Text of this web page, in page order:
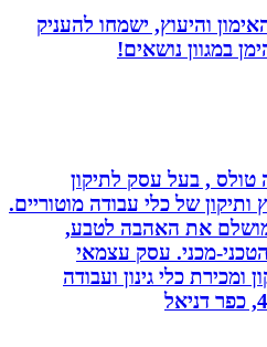
והיעוץ, ישמחו להעניק
נושאים!
, בעל עסק לתיקון
של כלי עבודה מוטוריים.
את האהבה לטבע,
מכני. עסק עצמאי
כלי גינון ועבודה